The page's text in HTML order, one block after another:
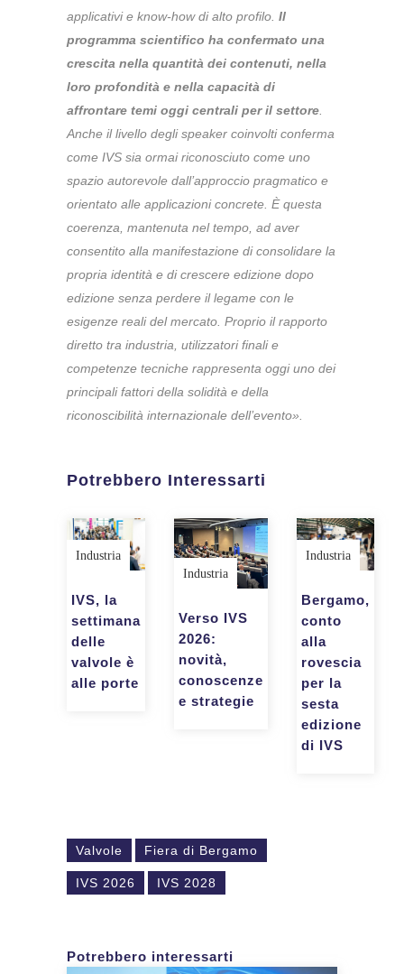
applicativi e know-how di alto profilo. Il
programma scientifico ha confermato una
crescita nella quantità dei contenuti, nella
loro profondità e nella capacità di
affrontare temi oggi centrali per il settore.
Anche il livello degli speaker coinvolti conferma
come IVS sia ormai riconosciuto come uno
spazio autorevole dall’approccio pragmatico e
orientato alle applicazioni concrete. È questa
coerenza, mantenuta nel tempo, ad aver
consentito alla manifestazione di consolidare la
propria identità e di crescere edizione dopo
edizione senza perdere il legame con le
esigenze reali del mercato. Proprio il rapporto
diretto tra industria, utilizzatori finali e
competenze tecniche rappresenta oggiuno dei
principali fattori della solidità e della
riconoscibilità internazionale dell’evento».
Potrebbero Interessarti
Industria
IVS, la
settimana
delle
valvole è
alle porte
Industria
Verso IVS
2026:
novità,
conoscenze
e strategie
Industria
Bergamo,
conto
alla
rovescia
per la
sesta
edizione
di IVS
Valvole Fiera di Bergamo
IVS 2026 IVS 2028
Potrebbero interessarti